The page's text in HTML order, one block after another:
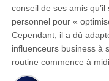
conseil de ses amis
personnel pour «
Cependant, il a dû
influenceurs business à
routine commence à midi.